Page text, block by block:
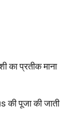
का प्रतीक माना
की पूजा की जाती